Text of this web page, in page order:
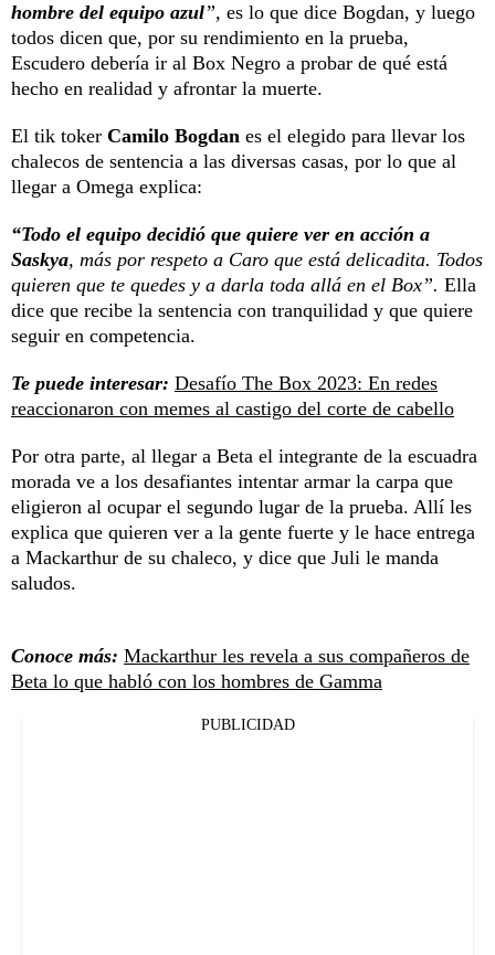
hombre del equipo azul”, es lo que dice Bogdan, y luego
todos dicen que, por su rendimiento en la prueba,
Escudero debería ir al Box Negro a probar de qué está
hecho en realidad y afrontar la muerte.
El tik toker Camilo Bogdan es el elegido para llevar los
chalecos de sentencia a las diversas casas, por lo que al
llegar a Omega explica:
“Todo el equipo decidió que quiere ver en acción a
Saskya, más por respeto a Caro que está delicadita. Todos
quieren que te quedes y a darla toda allá en el Box”. Ella
dice que recibe la sentencia con tranquilidad y que quiere
seguir en competencia.
Te puede interesar: Desafío The Box 2023: En redes
reaccionaron con memes al castigo del corte de cabello
Por otra parte, al llegar a Beta el integrante de la escuadra
morada ve a los desafiantes intentar armar la carpa que
eligieron al ocupar el segundo lugar de la prueba. Allí les
explica que quieren ver a la gente fuerte y le hace entrega
a Mackarthur de su chaleco, y dice que Juli le manda
saludos.
Conoce más: Mackarthur les revela a sus compañeros de
Beta lo que habló con los hombres de Gamma
PUBLICIDAD